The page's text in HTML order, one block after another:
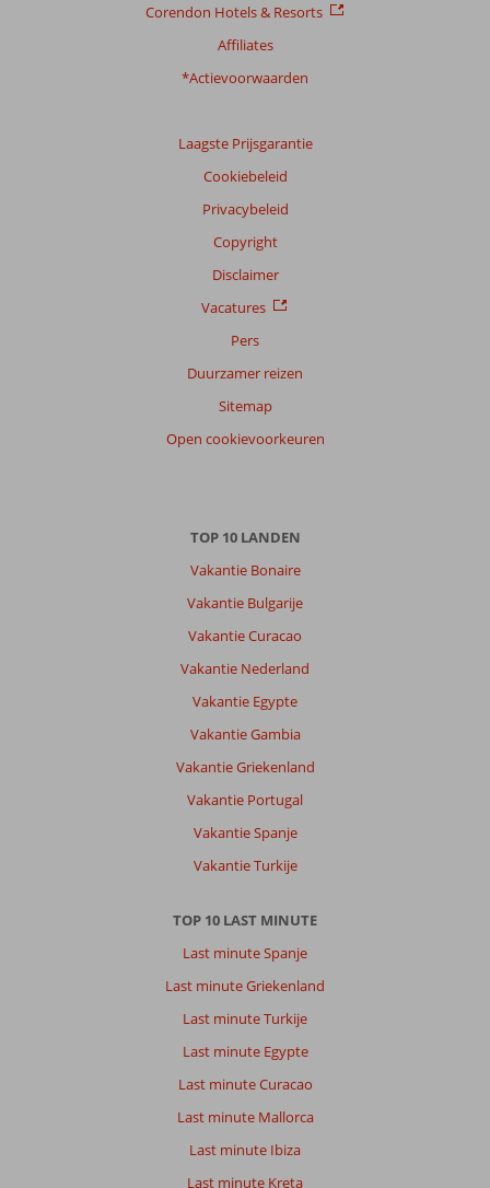
Corendon Hotels & Resorts
Affiliates
*Actievoorwaarden
Laagste Prijsgarantie
Cookiebeleid
Privacybeleid
Copyright
Disclaimer
Vacatures
Pers
Duurzamer reizen
Sitemap
Open cookievoorkeuren
TOP 10 LANDEN
Vakantie Bonaire
Vakantie Bulgarije
Vakantie Curacao
Vakantie Nederland
Vakantie Egypte
Vakantie Gambia
Vakantie Griekenland
Vakantie Portugal
Vakantie Spanje
Vakantie Turkije
TOP 10 LAST MINUTE
Last minute Spanje
Last minute Griekenland
Last minute Turkije
Last minute Egypte
Last minute Curacao
Last minute Mallorca
Last minute Ibiza
Last minute Kreta